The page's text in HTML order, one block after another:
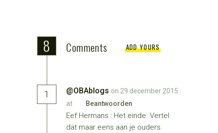
8 Comments ADD YOURS
1 @OBAblogs on 29 december 2015
at
Beantwoorden
Eef Hermans : Het einde. Vertel
dat maar eens aan je ouders.